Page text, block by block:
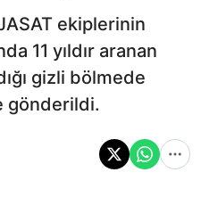
ekiplerinin
11 yıldır aranan
gizli bölmede
gönderildi.